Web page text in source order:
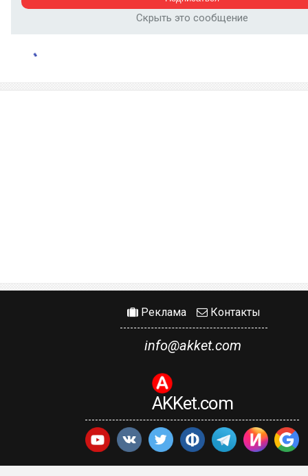
Скрыть это сообщение
Реклама Контакты
info@akket.com
AKKet.com